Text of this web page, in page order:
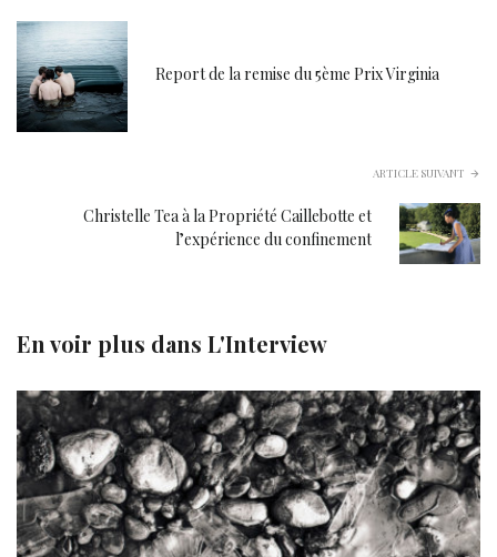
Report de la remise du 5ème Prix Virginia
ARTICLE SUIVANT
Christelle Tea à la Propriété Caillebotte et
l’expérience du confinement
En voir plus dans L'Interview